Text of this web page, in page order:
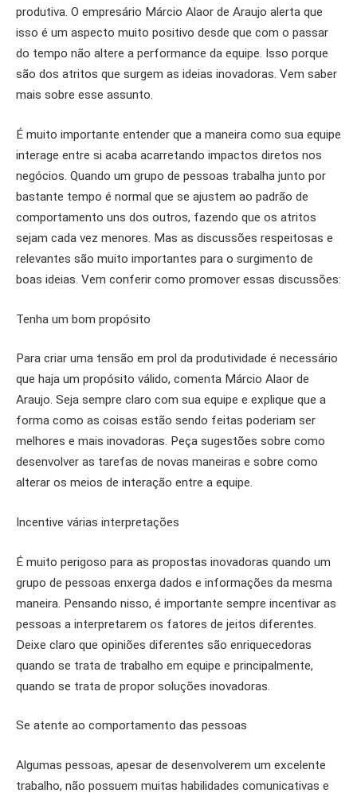
produtiva. O empresário Márcio Alaor de Araujo alerta que
isso é um aspecto muito positivo desde que com o passar
do tempo não altere a performance da equipe. Isso porque
são dos atritos que surgem as ideias inovadoras. Vem saber
mais sobre esse assunto.
É muito importante entender que a maneira como sua equipe
interage entre si acaba acarretando impactos diretos nos
negócios. Quando um grupo de pessoas trabalha junto por
bastante tempo é normal que se ajustem ao padrão de
comportamento uns dos outros, fazendo que os atritos
sejam cada vez menores. Mas as discussões respeitosas e
relevantes são muito importantes para o surgimento de
boas ideias. Vem conferir como promover essas discussões:
Tenha um bom propósito
Para criar uma tensão em prol da produtividade é necessário
que haja um propósito válido, comenta Márcio Alaor de
Araujo. Seja sempre claro com sua equipe e explique que a
forma como as coisas estão sendo feitas poderiam ser
melhores e mais inovadoras. Peça sugestões sobre como
desenvolver as tarefas de novas maneiras e sobre como
alterar os meios de interação entre a equipe.
Incentive várias interpretações
É muito perigoso para as propostas inovadoras quando um
grupo de pessoas enxerga dados e informações da mesma
maneira. Pensando nisso, é importante sempre incentivar as
pessoas a interpretarem os fatores de jeitos diferentes.
Deixe claro que opiniões diferentes são enriquecedoras
quando se trata de trabalho em equipe e principalmente,
quando se trata de propor soluções inovadoras.
Se atente ao comportamento das pessoas
Algumas pessoas, apesar de desenvolverem um excelente
trabalho, não possuem muitas habilidades comunicativas e